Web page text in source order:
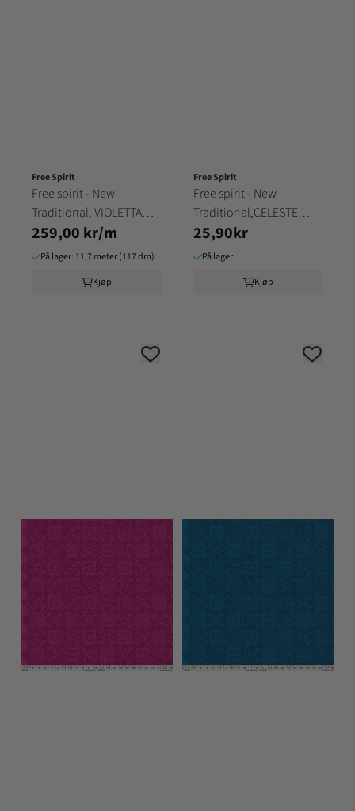
Free Spirit
Free spirit - New
Traditional, VIOLETTA
LAVENDER
259,00 kr/m
På lager: 11,7 meter (117 dm)
Kjøp
Free Spirit
Free spirit - New
Traditional,CELESTE
WHITE
25,90kr
På lager
Kjøp